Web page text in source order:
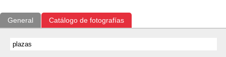
General Catálogo de fotografías